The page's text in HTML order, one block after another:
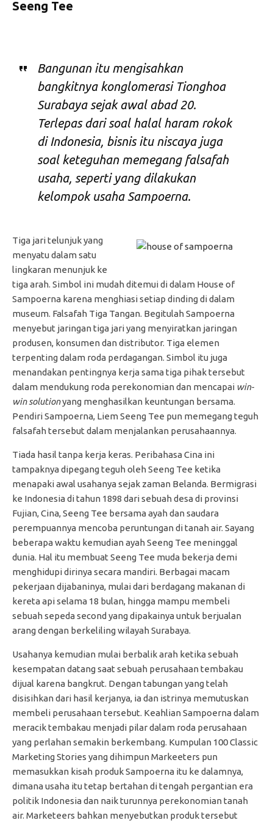
Seeng Tee
Bangunan itu mengisahkan
bangkitnya konglomerasi Tionghoa
Surabaya sejak awal abad 20.
Terlepas dari soal halal haram rokok
di Indonesia, bisnis itu niscaya juga
soal keteguhan memegang falsafah
usaha, seperti yang dilakukan
kelompok usaha Sampoerna.
Tiga jari telunjuk yang
menyatu dalam satu
lingkaran menunjuk ke
tiga arah. Simbol ini mudah ditemui di dalam House of
Sampoerna karena menghiasi setiap dinding di dalam
museum. Falsafah Tiga Tangan. Begitulah Sampoerna
menyebut jaringan tiga jari yang menyiratkan jaringan
produsen, konsumen dan distributor. Tiga elemen
terpenting dalam roda perdagangan. Simbol itu juga
menandakan pentingnya kerja sama tiga pihak tersebut
dalam mendukung roda perekonomian dan mencapai win-
win solutionyang menghasilkan keuntungan bersama.
Pendiri Sampoerna, Liem Seeng Tee pun memegang teguh
falsafah tersebut dalam menjalankan perusahaannya.
Tiada hasil tanpa kerja keras. Peribahasa Cina ini
tampaknya dipegang teguh oleh Seeng Tee ketika
menapaki awal usahanya sejak zaman Belanda. Bermigrasi
ke Indonesia di tahun 1898 dari sebuah desa di provinsi
Fujian, Cina, Seeng Tee bersama ayah dan saudara
perempuannya mencoba peruntungan di tanah air. Sayang
beberapa waktu kemudian ayah Seeng Tee meninggal
dunia. Hal itu membuat Seeng Tee muda bekerja demi
menghidupi dirinya secara mandiri. Berbagai macam
pekerjaan dijabaninya, mulai dari berdagang makanan di
kereta api selama 18 bulan, hingga mampu membeli
sebuah sepeda second yang dipakainya untuk berjualan
arang dengan berkeliling wilayah Surabaya.
Usahanya kemudian mulai berbalik arah ketika sebuah
kesempatan datang saat sebuah perusahaan tembakau
dijual karena bangkrut. Dengan tabungan yang telah
disisihkan dari hasil kerjanya, ia dan istrinya memutuskan
membeli perusahaan tersebut. Keahlian Sampoerna dalam
meracik tembakau menjadi pilar dalam roda perusahaan
yang perlahan semakin berkembang. Kumpulan 100 Classic
Marketing Stories yang dihimpun Markeeters pun
memasukkan kisah produk Sampoerna itu ke dalamnya,
dimana usaha itu tetap bertahan di tengah pergantian era
politik Indonesia dan naik turunnya perekonomian tanah
air. Marketeers bahkan menyebutkan produk tersebut